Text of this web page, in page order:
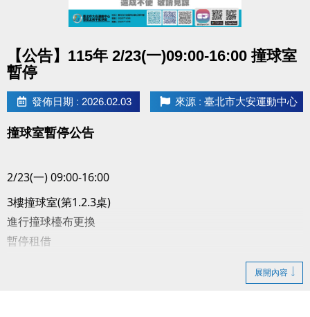
【公告】115年 2/23(一)09:00-16:00 撞球室
暫停
發佈日期 : 2026.02.03 來源 : 臺北市大安運動中心
撞球室暫停公告
2/23(一) 09:00-16:00
3樓撞球室(第1.2.3桌)
進行撞球檯布更換
暫停租借
展開內容